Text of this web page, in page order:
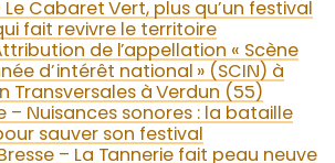
Cabaret Vert, plus qu’un festival
fait revivre le territoire
de l’appellation « Scène
d’intérêt national » (SCIN) à
Transversales à Verdun (55)
– Nuisances sonores : la bataille
sauver son festival
– La Tannerie fait peau neuve